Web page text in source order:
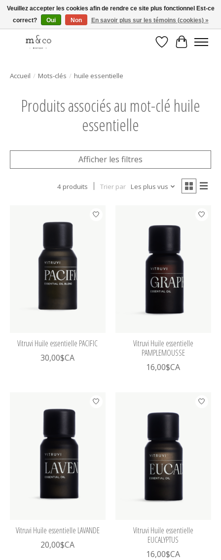
Livraison gratuite avec tout achat de 250$ et plus
Liste dePanier
Accueil / Mots-clés / huile essentielle
Produits associés au mot-clé huile
essentielle
Afficher les filtres
4 produits Trier par Les plus vus
Vitruvi Huile essentielle PACIFIC
30,00$CA
Vitruvi Huile essentielle
PAMPLEMOUSSE
16,00$CA
Vitruvi Huile essentielle LAVANDE
20,00$CA
Vitruvi Huile essentielle
EUCALYPTUS
16,00$CA
Veuillez accepter les cookies afin de rendre ce site plus fonctionnel Est-ce
correct?
Oui Non En savoir plus sur les témoins (cookies) »